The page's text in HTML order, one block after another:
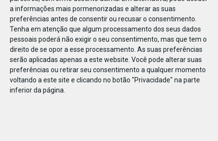
a informações mais pormenorizadas e alterar as suas
preferências antes de consentir ou recusar o consentimento.
Tenha em atenção que algum processamento dos seus dados
pessoais poderá não exigir o seu consentimento, mas que tem o
direito de se opor a esse processamento. As suas preferências
serão aplicadas apenas a este website. Você pode alterar suas
preferências ou retirar seu consentimento a qualquer momento
voltando a este site e clicando no botão "Privacidade" na parte
inferior da página.
109441674610598